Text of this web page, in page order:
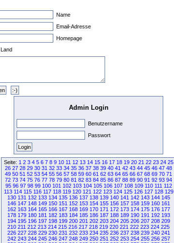
Name
Email-Adresse
Homepage
Land
Admin Login
Benutzername
Passwort
Seite: 1 2 3 4 5 6 7 8 9 10 11 12 13 14 15 16 17 18 19 20 21 22 23 24 25
26 27 28 29 30 31 32 33 34 35 36 37 38 39 40 41 42 43 44 45 46 47 48
49 50 51 52 53 54 55 56 57 58 59 60 61 62 63 64 65 66 67 68 69 70 71
72 73 74 75 76 77 78 79 80 81 82 83 84 85 86 87 88 89 90 91 92 93 94
95 96 97 98 99 100 101 102 103 104 105 106 107 108 109 110 111 112
113 114 115 116 117 118 119 120 121 122 123 124 125 126 127 128 129
130 131 132 133 134 135 136 137 138 139 140 141 142 143 144 145
146 147 148 149 150 151 152 153 154 155 156 157 158 159 160 161
162 163 164 165 166 167 168 169 170 171 172 173 174 175 176 177
178 179 180 181 182 183 184 185 186 187 188 189 190 191 192 193
194 195 196 197 198 199 200 201 202 203 204 205 206 207 208 209
210 211 212 213 214 215 216 217 218 219 220 221 222 223 224 225
226 227 228 229 230 231 232 233 234 235 236 237 238 239 240 241
242 243 244 245 246 247 248 249 250 251 252 253 254 255 256 257